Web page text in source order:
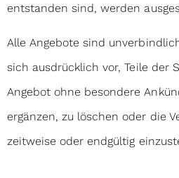
entstanden sind, werden
Alle Angebote sind
sich ausdrücklich vor, Teile der
Angebot ohne besondere
ergänzen, zu löschen oder die
zeitweise oder endgültig